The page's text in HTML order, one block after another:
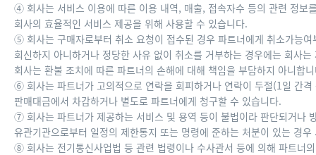
④ 회사는 서비스 이용에 따른 이용 내역, 매출, 접속자수 등의 관련 정보
회사의 효율적인 서비스 제공을 위해 사용할 수 있습니다.
⑤ 회사는 구매자로부터 취소 요청이 접수된 경우 파트너에게 취소가능
회신하지 아니하거나 정당한 사유 없이 취소를 거부하는 경우에는 회사
회사는 환불 조치에 따른 파트너의 손해에 대해 책임을 부담하지 아니합
⑥ 회사는 파트너가 고의적으로 연락을 회피하거나 연락이 두절(1일 간
판매대금에서 차감하거나 별도로 파트너에게 청구할 수 있습니다.
⑦ 회사는 파트너가 제공하는 서비스 및 용역 등이 불법이라 판단되거나
유관기관으로부터 일정의 제한통지 또는 명령에 준하는 처분이 있는 경
⑧ 회사는 전기통신사업법 등 관련 법령이나 수사관서 등에 의해 파트너